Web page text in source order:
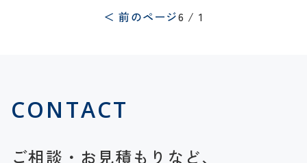
＜ 前のページ6 / 1
CONTACT
ご相談・お見積もりなど、